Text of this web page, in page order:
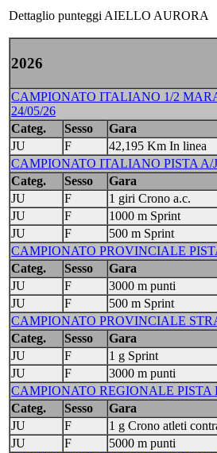
Dettaglio punteggi AIELLO AURORA
2026
CAMPIONATO ITALIANO 1/2
24/05/26
Categ.
Sesso Gara
JU
F 42,195 Km In linea
CAMPIONATO ITALIANO PISTA A/
Categ.
Sesso Gara
JU
F 1 giri Crono a.c.
JU
F 1000 m Sprint
JU
F 500 m Sprint
CAMPIONATO PROVINCIALE
Categ.
Sesso Gara
JU
F 3000 m punti
JU
F 500 m Sprint
CAMPIONATO PROVINCIALE
Categ.
Sesso Gara
JU
F 1 g Sprint
JU
F 3000 m punti
CAMPIONATO REGIONALE PISTA
Categ.
Sesso Gara
JU
F 1 g Crono atleti
JU
F 5000 m punti